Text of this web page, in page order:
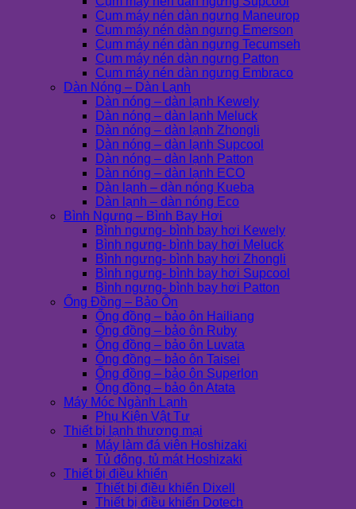
Cụm máy nén dàn ngưng Maneurop
Cụm máy nén dàn ngưng Emerson
Cụm máy nén dàn ngưng Tecumseh
Cụm máy nén dàn ngưng Patton
Cụm máy nén dàn ngưng Embraco
Dàn Nóng – Dàn Lạnh
Dàn nóng – dàn lạnh Kewely
Dàn nóng – dàn lạnh Meluck
Dàn nóng – dàn lạnh Zhongli
Dàn nóng – dàn lạnh Supcool
Dàn nóng – dàn lạnh Patton
Dàn nóng – dàn lạnh ECO
Dàn lạnh – dàn nóng Kueba
Dàn lạnh – dàn nóng Eco
Bình Ngưng – Bình Bay Hơi
Bình ngưng- bình bay hơi Kewely
Bình ngưng- bình bay hơi Meluck
Bình ngưng- bình bay hơi Zhongli
Bình ngưng- bình bay hơi Supcool
Bình ngưng- bình bay hơi Patton
Ống Đồng – Bảo Ôn
Ống đồng – bảo ôn Hailiang
Ống đồng – bảo ôn Ruby
Ống đồng – bảo ôn Luvata
Ống đồng – bảo ôn Taisei
Ống đồng – bảo ôn Superlon
Ống đồng – bảo ôn Atata
Máy Móc Ngành Lạnh
Phụ Kiện Vật Tư
Thiết bị lạnh thương mại
Máy làm đá viên Hoshizaki
Tủ đông, tủ mát Hoshizaki
Thiết bị điều khiển
Thiết bị điều khiển Dixell
Thiết bị điều khiển Dotech